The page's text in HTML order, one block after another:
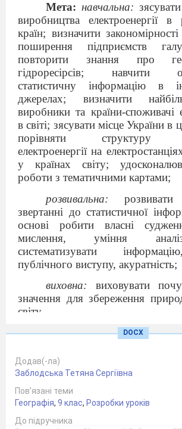
Мета:навчальна:
виробництва електроенергії в
країн; визначити
поширення підприємств
повторити знання про
гідроресірсів; навчити
статистичну інформацію в
джерелах; визначити
виробники та країни-споживачі
в світі; зясувати місце України в
порівняти структуру
електроенергії на
у країнах світу;
роботи з тематичними картами;
розвивальна:
звертанні до статистичної
основі робити власні
мислення, уміння
систематизувати
публічного виступу, акуратність;
виховна: виховувати
значення для збереження
світу.
Тип уроку:комбінований.
карта світу, карта енергетики
наліпки різних кольорів у
зображень різних типів
DOCX
Додав(-ла)
Заблодська Тетяна Сергіївна
Пов’язані теми
Географія, 9 клас, Розробки уроків
До підручника